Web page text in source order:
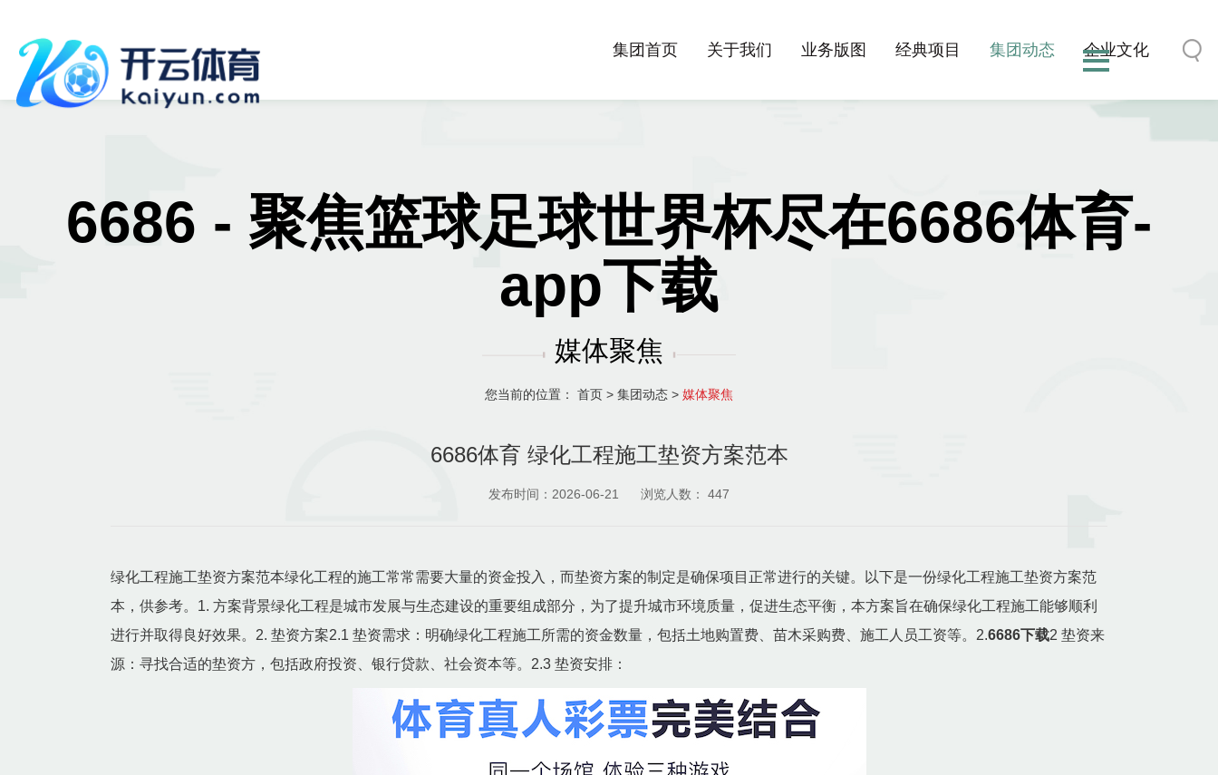
集团首页 关于我们 业务版图 经典项目 集团动态 企业文化
6686 - 聚焦篮球足球世界杯尽在6686体育-
app下载
媒体聚焦
您当前的位置： 首页 > 集团动态 > 媒体聚焦
6686体育 绿化工程施工垫资方案范本
发布时间：2026-06-21 浏览人数： 447
绿化工程施工垫资方案范本绿化工程的施工常常需要大量的资金投入，而垫资方案的制定是确保项目正常进行的关键。以下是一份绿化工程施工垫资方案范
本，供参考。1. 方案背景绿化工程是城市发展与生态建设的重要组成部分，为了提升城市环境质量，促进生态平衡，本方案旨在确保绿化工程施工能够顺利
进行并取得良好效果。2. 垫资方案2.1 垫资需求：明确绿化工程施工所需的资金数量，包括土地购置费、苗木采购费、施工人员工资等。2.6686下载2 垫资来
源：寻找合适的垫资方，包括政府投资、银行贷款、社会资本等。2.3 垫资安排：